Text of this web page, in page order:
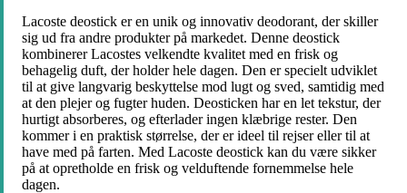
Lacoste deostick er en unik og innovativ deodorant, der skiller
sig ud fra andre produkter på markedet. Denne deostick
kombinerer Lacostes velkendte kvalitet med en frisk og
behagelig duft, der holder hele dagen. Den er specielt udviklet
til at give langvarig beskyttelse mod lugt og sved, samtidig med
at den plejer og fugter huden. Deosticken har en let tekstur, der
hurtigt absorberes, og efterlader ingen klæbrige rester. Den
kommer i en praktisk størrelse, der er ideel til rejser eller til at
have med på farten. Med Lacoste deostick kan du være sikker
på at opretholde en frisk og velduftende fornemmelse hele
dagen.